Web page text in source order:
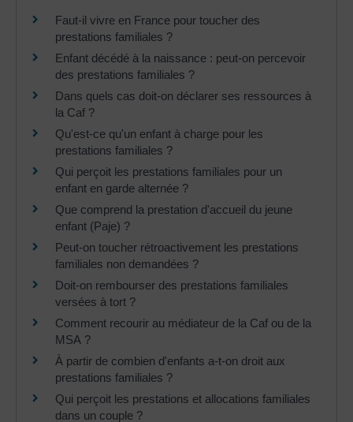
Faut-il vivre en France pour toucher des
prestations familiales ?
Enfant décédé à la naissance : peut-on percevoir
des prestations familiales ?
Dans quels cas doit-on déclarer ses ressources à
la Caf ?
Qu'est-ce qu'un enfant à charge pour les
prestations familiales ?
Qui perçoit les prestations familiales pour un
enfant en garde alternée ?
Que comprend la prestation d'accueil du jeune
enfant (Paje) ?
Peut-on toucher rétroactivement les prestations
familiales non demandées ?
Doit-on rembourser des prestations familiales
versées à tort ?
Comment recourir au médiateur de la Caf ou de la
MSA ?
À partir de combien d'enfants a-t-on droit aux
prestations familiales ?
Qui perçoit les prestations et allocations familiales
dans un couple ?